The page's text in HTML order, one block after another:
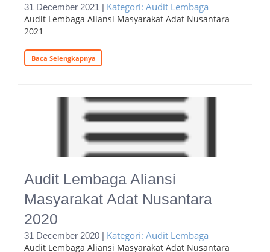
31 December 2021 | Kategori: Audit Lembaga
Audit Lembaga Aliansi Masyarakat Adat Nusantara
2021
Baca Selengkapnya
Audit Lembaga Aliansi
Masyarakat Adat Nusantara
2020
31 December 2020 | Kategori: Audit Lembaga
Audit Lembaga Aliansi Masyarakat Adat Nusantara